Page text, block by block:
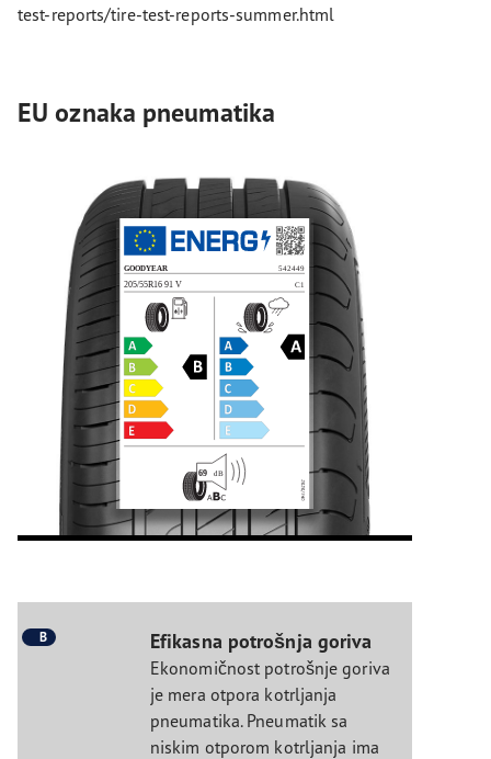
test-reports/tire-test-reports-summer.html
EU oznaka pneumatika
B Efikasna potrošnja goriva
Ekonomičnost potrošnje goriva
je mera otpora kotrljanja
pneumatika. Pneumatik sa
niskim otporom kotrljanja ima